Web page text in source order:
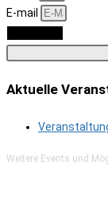
E-mail
Aktuelle
Weitere Events und